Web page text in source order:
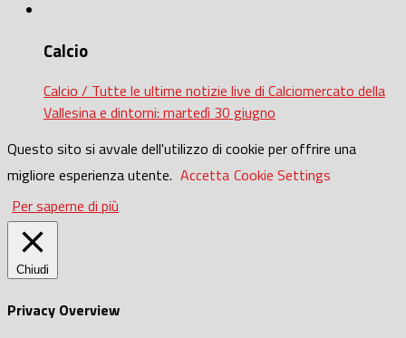
Calcio
Calcio / Tutte le ultime notizie live di Calciomercato della
Vallesina e dintorni: martedì 30 giugno
Questo sito si avvale dell'utilizzo di cookie per offrire una
migliore esperienza utente. Accetta Cookie Settings
Per saperne di più
Chiudi
Privacy Overview